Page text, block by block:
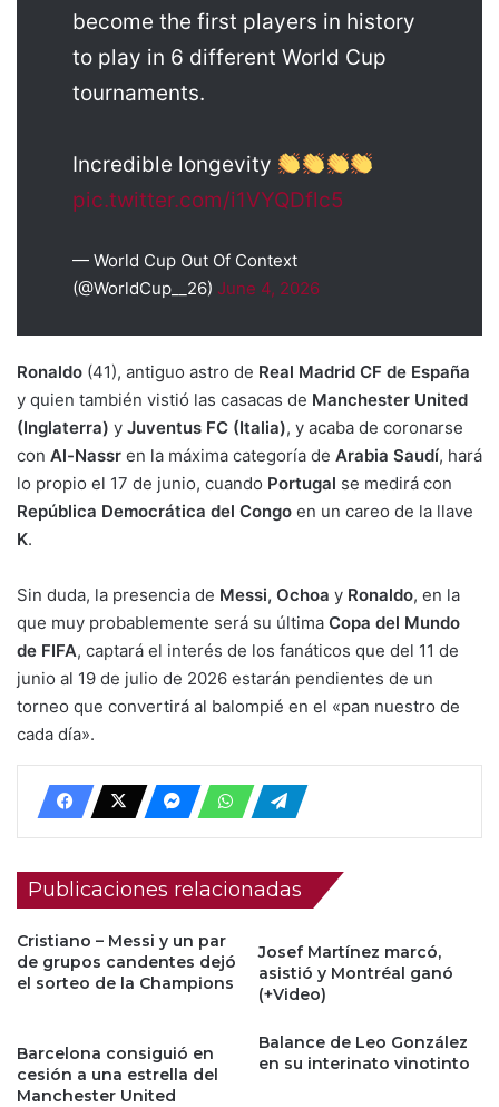
become the first players in history
to play in 6 different World Cup
tournaments.
Incredible longevity
pic.twitter.com/i1VYQDflc5
— World Cup Out Of Context
(@WorldCup__26) June 4, 2026
Ronaldo (41), antiguo astro de Real Madrid CF de España
y quien también vistió las casacas de Manchester United
(Inglaterra) y Juventus FC (Italia), y acaba de coronarse
con Al-Nassr en la máxima categoría de Arabia Saudí, hará
lo propio el 17 de junio, cuando Portugal se medirá con
República Democrática del Congo en un careo de la llave
K.
Sin duda, la presencia de Messi, Ochoa y Ronaldo, en la
que muy probablemente será su última Copa del Mundo
de FIFA, captará el interés de los fanáticos que del 11 de
junio al 19 de julio de 2026 estarán pendientes de un
torneo que convertirá al balompié en el «pan nuestro de
cada día».
Publicaciones relacionadas
Cristiano – Messi y un par
de grupos candentes dejó
el sorteo de la Champions
Josef Martínez marcó,
asistió y Montréal ganó
(+Video)
Barcelona consiguió en
cesión a una estrella del
Manchester United
Balance de Leo González
en su interinato vinotinto